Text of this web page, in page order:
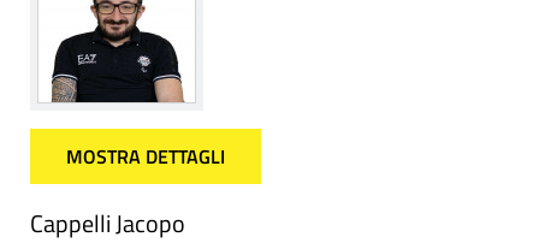
MOSTRA DETTAGLI
Cappelli Jacopo